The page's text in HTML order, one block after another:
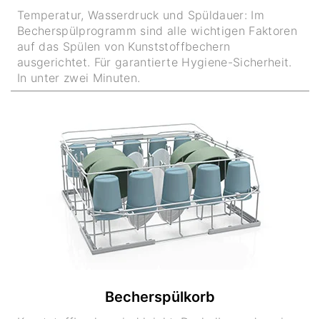
Temperatur, Wasserdruck und Spüldauer: Im
Becherspülprogramm sind alle wichtigen Faktoren
auf das Spülen von Kunststoffbechern
ausgerichtet. Für garantierte Hygiene-Sicherheit.
In unter zwei Minuten.
Becherspülkorb